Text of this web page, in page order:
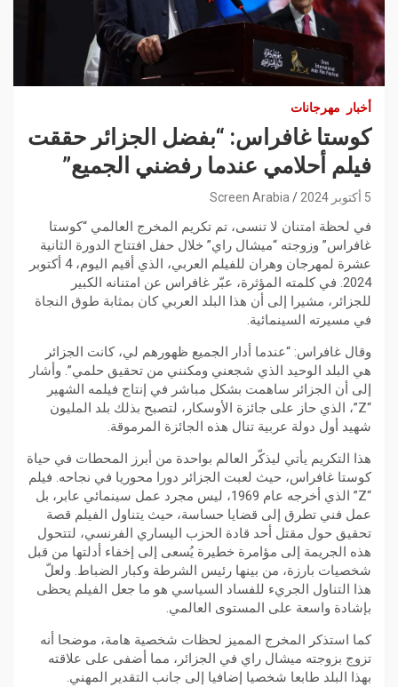
أخبار مهرجانات
كوستا غافراس: “بفضل الجزائر حققت
فيلم أحلامي عندما رفضني الجميع”
5 أكتوبر 2024 Screen Arabia
في لحظة امتنان لا تنسى، تم تكريم المخرج العالمي “كوستا
غافراس” وزوجته “ميشال راي” خلال حفل افتتاح الدورة الثانية
عشرة لمهرجان وهران للفيلم العربي، الذي أقيم اليوم، 4 أكتوبر
2024. في كلمته المؤثرة، عبّر غافراس عن امتنانه الكبير
للجزائر، مشيرا إلى أن هذا البلد العربي كان بمثابة طوق النجاة
في مسيرته السينمائية.
وقال غافراس: “عندما أدار الجميع ظهورهم لي، كانت الجزائر
هي البلد الوحيد الذي شجعني ومكنني من تحقيق حلمي”. وأشار
إلى أن الجزائر ساهمت بشكل مباشر في إنتاج فيلمه الشهير
“Z”، الذي حاز على جائزة الأوسكار، لتصبح بذلك بلد المليون
شهيد أول دولة عربية تنال هذه الجائزة المرموقة.
هذا التكريم يأتي ليذكّر العالم بواحدة من أبرز المحطات في حياة
كوستا غافراس، حيث لعبت الجزائر دورا محوريا في نجاحه. فيلم
“Z” الذي أخرجه عام 1969، ليس مجرد عمل سينمائي عابر، بل
عمل فني تطرق إلى قضايا حساسة، حيث يتناول الفيلم قصة
تحقيق حول مقتل أحد قادة الحزب اليساري الفرنسي، لتتحول
هذه الجريمة إلى مؤامرة خطيرة يُسعى إلى إخفاء أدلتها من قبل
شخصيات بارزة، من بينها رئيس الشرطة وكبار الضباط. ولعلّ
هذا التناول الجريء للفساد السياسي هو ما جعل الفيلم يحظى
بإشادة واسعة على المستوى العالمي.
كما استذكر المخرج المميز لحظات شخصية هامة، موضحا أنه
تزوج بزوجته ميشال راي في الجزائر، مما أضفى على علاقته
بهذا البلد طابعا شخصيا إضافيا إلى جانب التقدير المهني.